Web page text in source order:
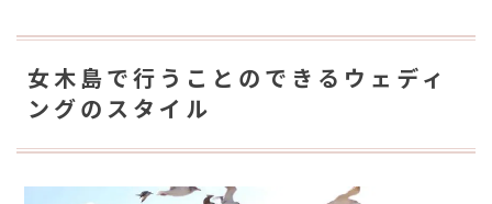
女木島で行うことのできるウェディ
ングのスタイル